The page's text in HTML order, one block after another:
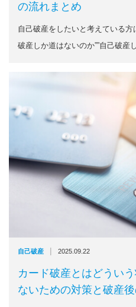
の流れまとめ
自己破産をしたいと考えている
破産しか道はないのか””自己破産
自己破産 | 2025.09.22
カード破産とはどうい
ないための対策と破産